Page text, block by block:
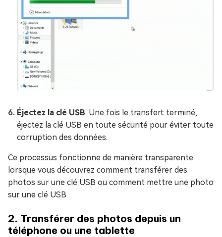
Éjectez la clé USB: Une fois le transfert terminé,
éjectez la clé USB en toute sécurité pour éviter toute
corruption des données.
Ce processus fonctionne de manière transparente
lorsque vous découvrez comment transférer des
photos sur une clé USB ou comment mettre une photo
sur une clé USB.
2. Transférer des photos depuis un
téléphone ou une tablette